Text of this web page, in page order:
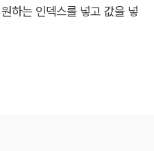
하는 인덱스를 넣고 값을 넣